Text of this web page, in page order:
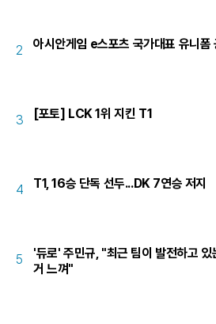
2 아시안게임 e스포츠 국가대표 유니폼
3 [포토] LCK 1위 지킨 T1
4 T1, 16승 단독 선두...DK 7연승 저지
5
'듀로' 주민규, "최근 팀이 발전하고 있
거 느껴"